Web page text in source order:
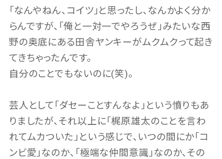
「なんやねん、コイツ」と思ったし、なんかよく分か
らんですが、「俺と一対一でやろうぜ」みたいな西
野の奥底にある田舎ヤンキーがムクムクって起き
てきちゃったんです。
自分のことでもないのに(笑)。
芸人として「ダセーことすんなよ」という憤りもあ
りましたが、それ以上に「梶原雄太のことを言わ
れてムカついた」という感じで、いつの間にか「コ
ンビ愛」なのか、「極端な仲間意識」なのか、その